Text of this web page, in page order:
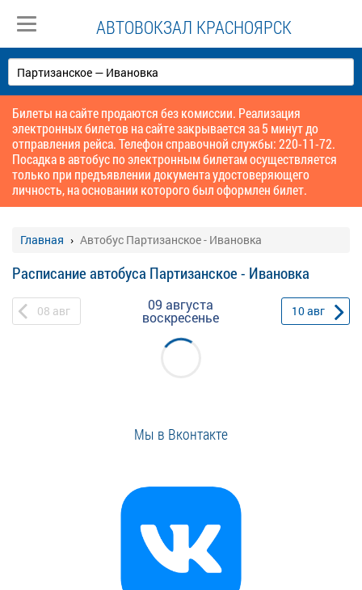
АВТОВОКЗАЛ КРАСНОЯРСК
Билеты на сайте продаются без комиссии. Реализация
электронных билетов на сайте закрывается за 5 минут до
отправления рейса. Телефон справочной службы: 220-11-72.
Посадка в автобус по электронным билетам осуществляется
только при предъявлении документа удостоверяющего
личность, на основании которого был оформлен билет.
Главная Автобус Партизанское - Ивановка
Расписание автобуса Партизанское - Ивановка
08 авг 09 августа
воскресенье 10авг
Мы в Вконтакте